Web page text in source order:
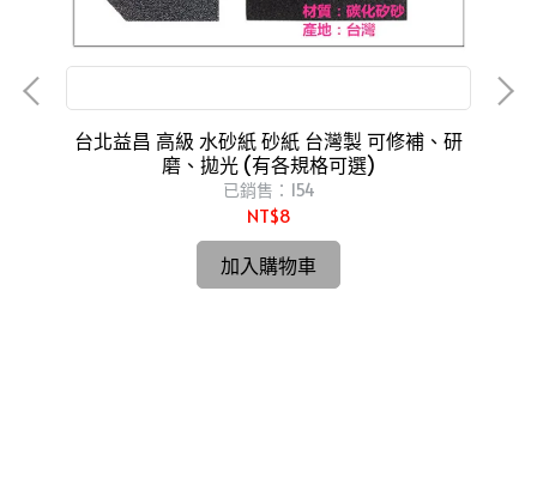
台北益昌 高級 水砂紙 砂紙 台灣製 可修補、研
磨、拋光 (有各規格可選)
已銷售：154
NT$8
加入購物車